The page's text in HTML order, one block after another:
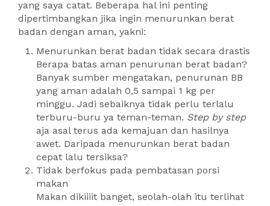
yang saya catat. Beberapa hal ini penting
dipertimbangkan jika ingin menurunkan berat
badan dengan aman, yakni:
Menurunkan berat badan tidak secara drastis
Berapa batas aman penurunan berat badan?
Banyak sumber mengatakan, penurunan BB
yang aman adalah 0,5 sampai 1 kg per
minggu. Jadi sebaiknya tidak perlu terlalu
terburu-buru ya teman-teman. Step by step
aja asal terus ada kemajuan dan hasilnya
awet. Daripada menurunkan berat badan
cepat lalu tersiksa?
Tidak berfokus pada pembatasan porsi
makan
Makan dikiiiit banget, seolah-olah itu terlihat